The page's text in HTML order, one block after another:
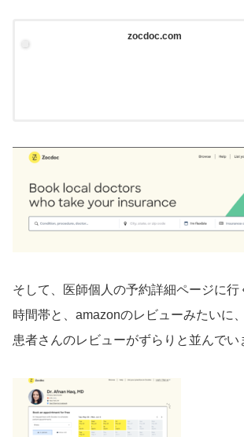
zocdoc.com
そして、医師個人の予約詳細ページに行
時間帯と、amazonのレビューみたいに
患者さんのレビューがずらりと並んでい